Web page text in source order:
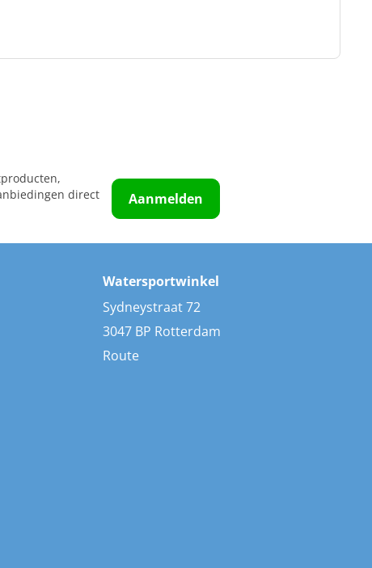
direct
Aanmelden
Watersportwinkel
Sydneystraat 72
3047 BP Rotterdam
Route